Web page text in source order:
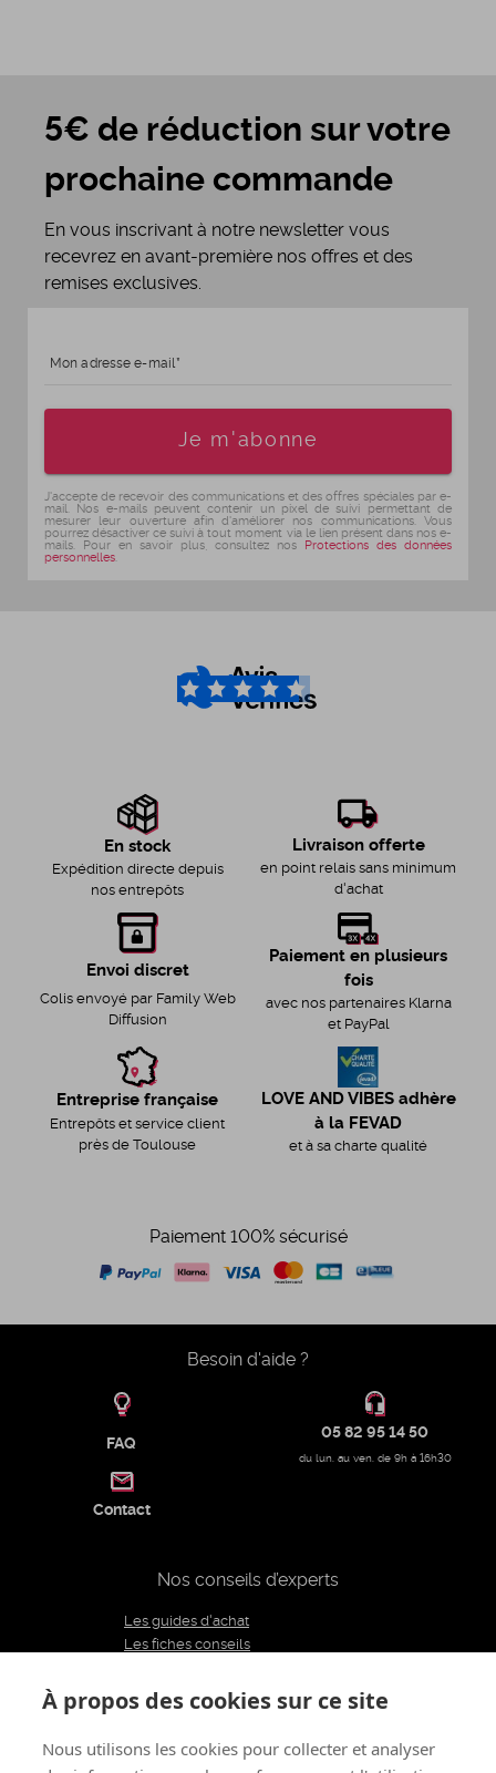
5€ de réduction sur votre
prochaine commande
En vous inscrivant à notre newsletter vous
recevrez en avant-première nos offres et des
remises exclusives.
Mon adresse e-mail
Je m'abonne
J'accepte de recevoir des communications et des offres spéciales par e-
mail. Nos e-mails peuvent contenir un pixel de suivi permettant de
mesurer leur ouverture afin d'améliorer nos communications. Vous
pourrez désactiver ce suivi à tout moment via le lien présent dans nos e-
mails. Pour en savoir plus, consultez nos Protections des données
personnelles
4.6/5
En stock
Expédition directe depuis
nos entrepôts
Livraison offerte
en point relais sans minimum
d'achat
Envoi discret
Colis envoyé par Family Web
Diffusion
Paiement en plusieurs
fois
avec nos partenaires Klarna
et PayPal
Entreprise française
Entrepôts et service client
près de Toulouse
LOVE AND VIBES adhère
à la FEVAD
et à sa charte qualité
Paiement 100% sécurisé
Besoin d'aide ?
FAQ
05 82 95 14 50
du lun. au ven. de 9h à 16h30
Contact
Nos conseils d’experts
Les guides d'achat
Les fiches conseils
Le blog
À propos des cookies sur ce site
Nous utilisons les cookies pour collecter et analyser